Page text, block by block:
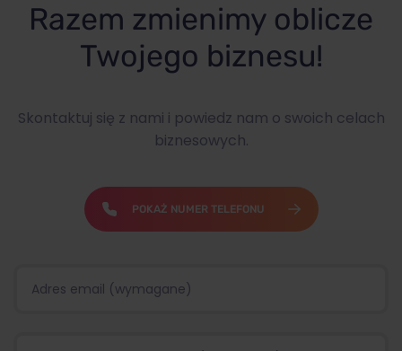
Razem zmienimy oblicze
Twojego biznesu!
Skontaktuj się z nami i powiedz nam o swoich celach
biznesowych.
POKAŻ NUMER TELEFONU